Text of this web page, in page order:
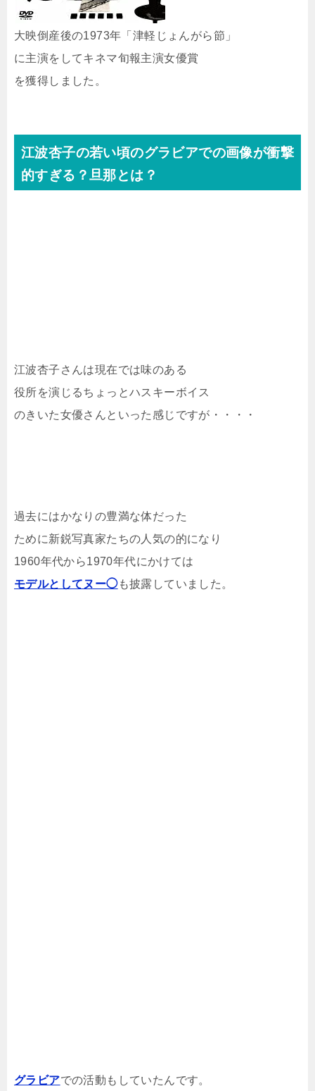
大映倒産後の1973年「津軽じょんがら節」
に主演をしてキネマ旬報主演女優賞
を獲得しました。
江波杏子の若い頃のグラビアでの画像が衝撃
的すぎる？旦那とは？
江波杏子さんは現在では味のある
役所を演じるちょっとハスキーボイス
のきいた女優さんといった感じですが・・・・
過去にはかなりの豊満な体だった
ために新鋭写真家たちの人気の的になり
1960年代から1970年代にかけては
モデルとしてヌー◯も披露していました。
グラビアでの活動もしていたんです。